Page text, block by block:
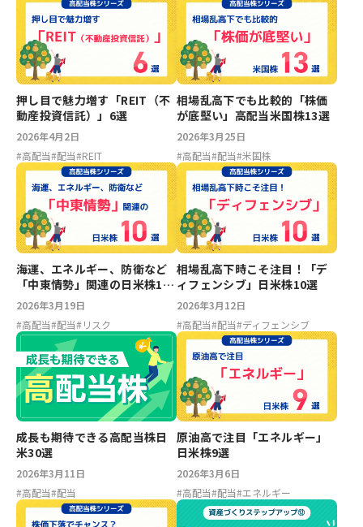
押し目で魅力増す「REIT（不
動産投資信託）」6選
2026年4月2日
#高配当#配当#REIT
相場乱高下でも比較的「株価
が底堅い」高配当米国株13選
2026年3月25日
#高配当#配当#米国株
海運、エネルギー、防衛など
「中東情勢」関連の日米株10
選
2026年3月19日
#高配当#配当#リスク
相場乱高下時こそ注目！「デ
ィフェンシブ」日米株10選
2026年3月12日
#高配当#配当#ディフェンシブ
成長も期待できる高配当株日
米30選
2026年3月11日
#高配当#配当
原油高で注目「エネルギー」
日米株9選
2026年3月6日
#高配当#配当#エネルギー